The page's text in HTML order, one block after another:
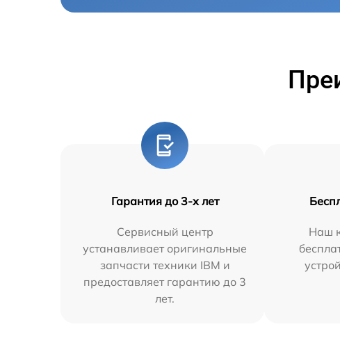
Гарантия до 3-х лет
Сервисный центр
устанавливает оригинальные
запчасти техники IBM и
предоставляет гарантию до 3
лет.
Наш